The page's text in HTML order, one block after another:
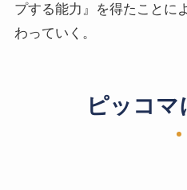
プする能力』を得たことに
わっていく。
ピッコマ